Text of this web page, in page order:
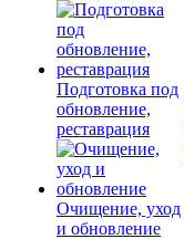
Подготовка под
обновление,
реставрация
Очищение, уход
и обновление